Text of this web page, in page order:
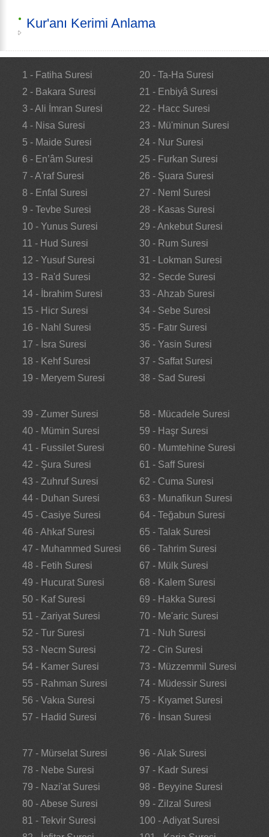
Kur'anı Kerimi Anlama
1 - Fatiha Suresi
2 - Bakara Suresi
3 - Ali İmran Suresi
4 - Nisa Suresi
5 - Maide Suresi
6 - En’âm Suresi
7 - A'raf Suresi
8 - Enfal Suresi
9 - Tevbe Suresi
10 - Yunus Suresi
11 - Hud Suresi
12 - Yusuf Suresi
13 - Ra'd Suresi
14 - İbrahim Suresi
15 - Hicr Suresi
16 - Nahl Suresi
17 - İsra Suresi
18 - Kehf Suresi
19 - Meryem Suresi
20 - Ta-Ha Suresi
21 - Enbiyâ Suresi
22 - Hacc Suresi
23 - Mü'minun Suresi
24 - Nur Suresi
25 - Furkan Suresi
26 - Şuara Suresi
27 - Neml Suresi
28 - Kasas Suresi
29 - Ankebut Suresi
30 - Rum Suresi
31 - Lokman Suresi
32 - Secde Suresi
33 - Ahzab Suresi
34 - Sebe Suresi
35 - Fatır Suresi
36 - Yasin Suresi
37 - Saffat Suresi
38 - Sad Suresi
39 - Zumer Suresi
40 - Mümin Suresi
41 - Fussilet Suresi
42 - Şura Suresi
43 - Zuhruf Suresi
44 - Duhan Suresi
45 - Casiye Suresi
46 - Ahkaf Suresi
47 - Muhammed Suresi
48 - Fetih Suresi
49 - Hucurat Suresi
50 - Kaf Suresi
51 - Zariyat Suresi
52 - Tur Suresi
53 - Necm Suresi
54 - Kamer Suresi
55 - Rahman Suresi
56 - Vakıa Suresi
57 - Hadid Suresi
58 - Mücadele Suresi
59 - Haşr Suresi
60 - Mumtehine Suresi
61 - Saff Suresi
62 - Cuma Suresi
63 - Munafikun Suresi
64 - Teğabun Suresi
65 - Talak Suresi
66 - Tahrim Suresi
67 - Mülk Suresi
68 - Kalem Suresi
69 - Hakka Suresi
70 - Me'aric Suresi
71 - Nuh Suresi
72 - Cin Suresi
73 - Müzzemmil Suresi
74 - Müdessir Suresi
75 - Kıyamet Suresi
76 - İnsan Suresi
77 - Mürselat Suresi
78 - Nebe Suresi
79 - Nazi'at Suresi
80 - Abese Suresi
81 - Tekvir Suresi
96 - Alak Suresi
97 - Kadr Suresi
98 - Beyyine Suresi
99 - Zilzal Suresi
100 - Adiyat Suresi